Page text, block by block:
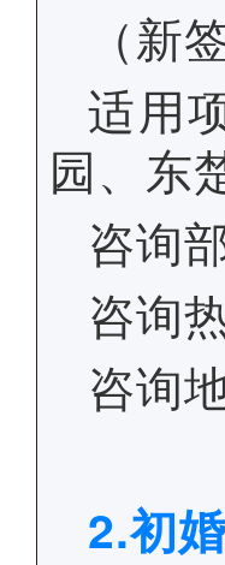
（
适用
园、东
咨询
咨询
咨询
2.初